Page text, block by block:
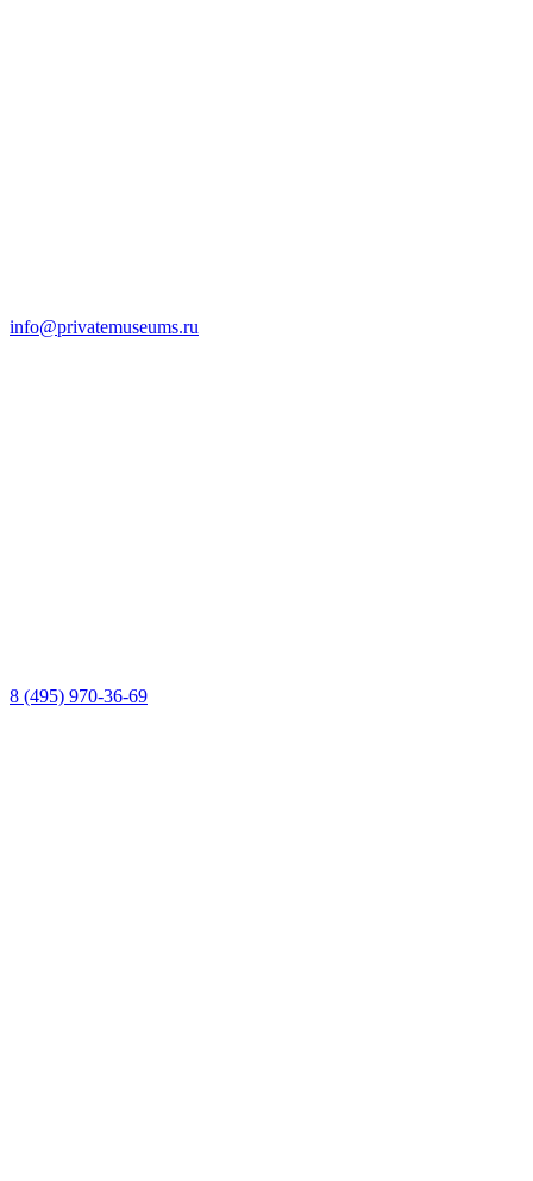
info@privatemuseums.ru
8 (495) 970-36-69